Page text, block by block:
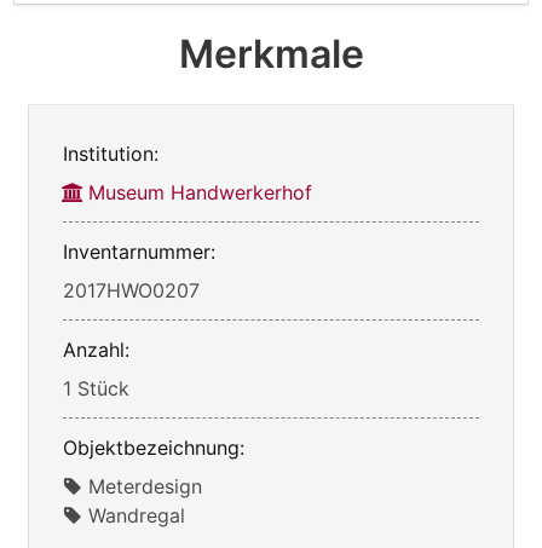
Merkmale
Institution:
Museum Handwerkerhof
Inventarnummer:
2017HWO0207
Anzahl:
1 Stück
Objektbezeichnung:
Meterdesign
Wandregal